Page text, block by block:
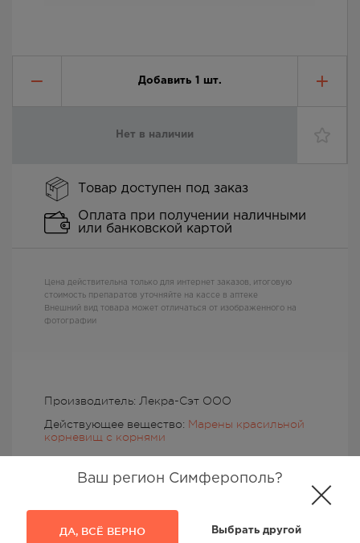
Ваш регион Симферополь?
ДА, ВСЁ ВЕРНО Выбрать другой
Добавить 1 шт.
Нет в наличии
Производитель: Лекра-Сэт ООО
Действующее вещество: Марены красильной
корневищ с корнями
Товар доступен под заказ
Оплата при получении наличными
или банковской картой
Цена действительна только для интернет заказов, итоговую
стоимость препаратов уточняйте на кассе в аптеке
Внешний вид товара может отличаться от изображенного на
фотографии